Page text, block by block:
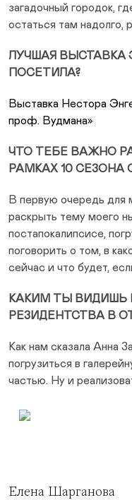
загадочный городок,
остаться там надолго,
ЛУЧШАЯ ВЫСТАВКА
ПОСЕТИЛА?
Выставка Нестора
проф. Вудмана»
ЧТО ТЕБЕ ВАЖНО
РАМКАХ 10
В первую очередь для
раскрыть тему моего
постапокалипсисе,
поговорить о том, в
сейчас и что будет,
КАКИМ ТЫ ВИДИШЬ
РЕЗИДЕНТСТВА В
Как нам сказала Анна
погрузиться в
частью. Ну и
Елена Шарганова